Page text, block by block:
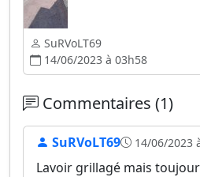
SuRVoLT69
14/06/2023 à 03h58
Commentaires (1)
SuRVoLT69 14/06/2023
Lavoir grillagé mais